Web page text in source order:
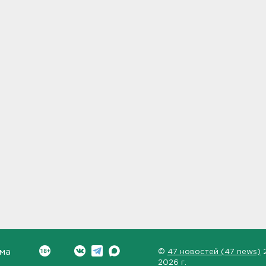
© 47 новостей (47 news)
2026 г.